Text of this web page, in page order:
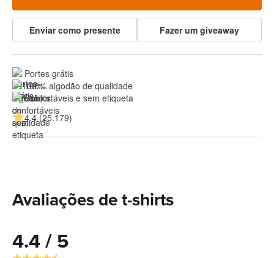
Enviar como presente Fazer um giveaway
Portes grátis
100% algodão de qualidade
Confortáveis e sem etiqueta
4.4 (25.179)
Avaliações de t-shirts
4.4 / 5